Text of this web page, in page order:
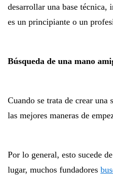
desarrollar una base técnica,
es un principiante o un
Búsqueda de una mano
Cuando se trata de crear una
las mejores maneras de
Por lo general, esto sucede
lugar, muchos fundadores